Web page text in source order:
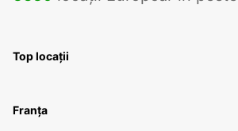
Top locații
Franța